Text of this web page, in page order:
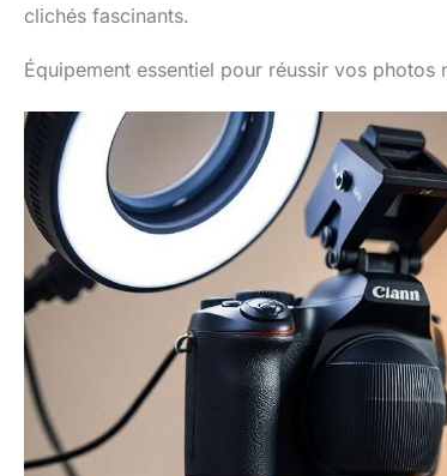
clichés fascinants.
Équipement essentiel pour réussir vos photos